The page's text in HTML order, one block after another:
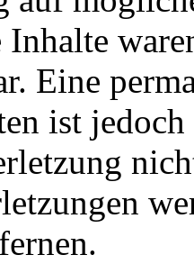
Inhalte
Eine
ist